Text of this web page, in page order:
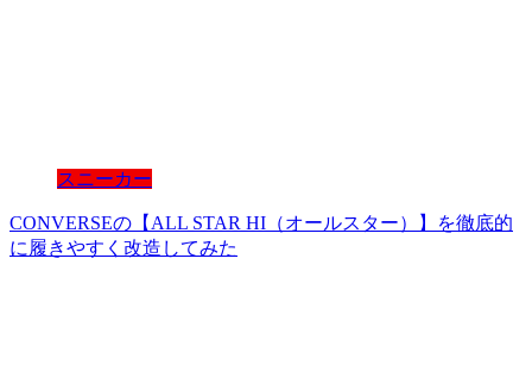
スニーカー
CONVERSEの【ALL STAR HI（オールスター）】を徹底的
に履きやすく改造してみた